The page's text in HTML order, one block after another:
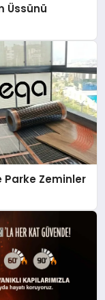
Üssünü
Parke Zeminler